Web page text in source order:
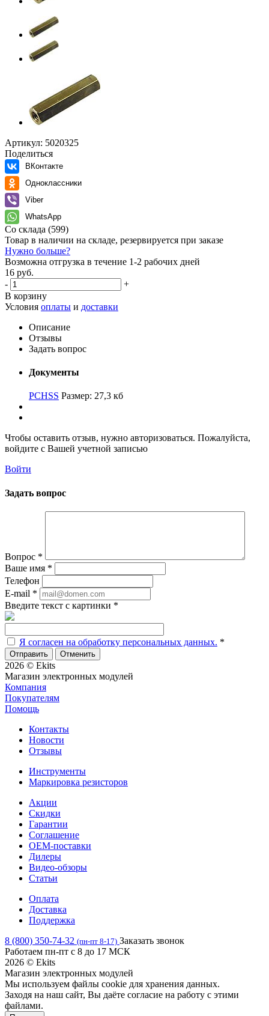
Артикул: 5020325
Поделиться
ВКонтакте
Одноклассники
Viber
WhatsApp
Со склада (599)
Товар в наличии на складе, резервируется при заказе
Нужно больше?
Возможна отгрузка в течение 1-2 рабочих дней
16 руб.
-
+
В корзину
Условия оплаты и доставки
Описание
Отзывы
Задать вопрос
Документы
PCHSS Размер: 27,3 кб
Чтобы оставить отзыв, нужно авторизоваться. Пожалуйста,
войдите с Вашей учетной записью
Войти
Задать вопрос
Вопрос *
Ваше имя *
Телефон
E-mail *
Введите текст с картинки *
Я согласен на обработку персональных данных. *
Отменить
2026 © Ekits
Магазин электронных модулей
Компания
Покупателям
Помощь
Контакты
Новости
Отзывы
Инструменты
Маркировка резисторов
Акции
Скидки
Гарантии
Соглашение
OEM-поставки
Дилеры
Видео-обзоры
Статьи
Оплата
Доставка
Поддержка
8 (800) 350-74-32 (пн-пт 8-17) Заказать звонок
Работаем пн-пт с 8 до 17 МСК
2026 © Ekits
Магазин электронных модулей
Мы используем файлы cookie для хранения данных.
Заходя на наш сайт, Вы даёте согласие на работу с этими
файлами.